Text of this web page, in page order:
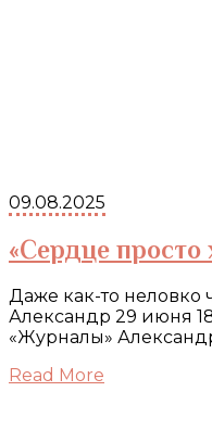
09.08.2025
«Сердце просто
Даже как-то
Александр 29 июня
«Журналы»
Read More